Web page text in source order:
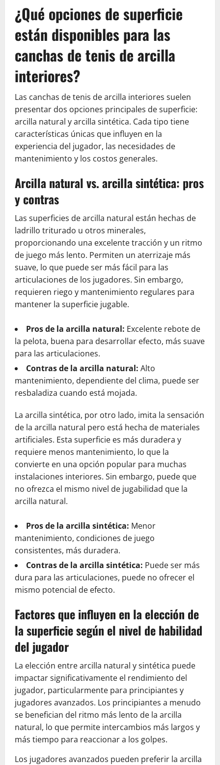
¿Qué opciones de superficie
están disponibles para las
canchas de tenis de arcilla
interiores?
Las canchas de tenis de arcilla interiores suelen
presentar dos opciones principales de superficie:
arcilla natural y arcilla sintética. Cada tipo tiene
características únicas que influyen en la
experiencia del jugador, las necesidades de
mantenimiento y los costos generales.
Arcilla natural vs. arcilla sintética: pros
y contras
Las superficies de arcilla natural están hechas de
ladrillo triturado u otros minerales,
proporcionando una excelente tracción y un ritmo
de juego más lento. Permiten un aterrizaje más
suave, lo que puede ser más fácil para las
articulaciones de los jugadores. Sin embargo,
requieren riego y mantenimiento regulares para
mantener la superficie jugable.
Pros de la arcilla natural: Excelente rebote de
la pelota, buena para desarrollar efecto, más suave
para las articulaciones.
Contras de la arcilla natural: Alto
mantenimiento, dependiente del clima, puede ser
resbaladiza cuando está mojada.
La arcilla sintética, por otro lado, imita la sensación
de la arcilla natural pero está hecha de materiales
artificiales. Esta superficie es más duradera y
requiere menos mantenimiento, lo que la
convierte en una opción popular para muchas
instalaciones interiores. Sin embargo, puede que
no ofrezca el mismo nivel de jugabilidad que la
arcilla natural.
Pros de la arcilla sintética: Menor
mantenimiento, condiciones de juego
consistentes, más duradera.
Contras de la arcilla sintética: Puede ser más
dura para las articulaciones, puede no ofrecer el
mismo potencial de efecto.
Factores que influyen en la elección de
la superficie según el nivel de habilidad
del jugador
La elección entre arcilla natural y sintética puede
impactar significativamente el rendimiento del
jugador, particularmente para principiantes y
jugadores avanzados. Los principiantes a menudo
se benefician del ritmo más lento de la arcilla
natural, lo que permite intercambios más largos y
más tiempo para reaccionar a los golpes.
Los jugadores avanzados pueden preferir la arcilla